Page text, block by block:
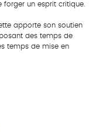
un esprit critique.
apporte son soutien
des temps de
temps de mise en